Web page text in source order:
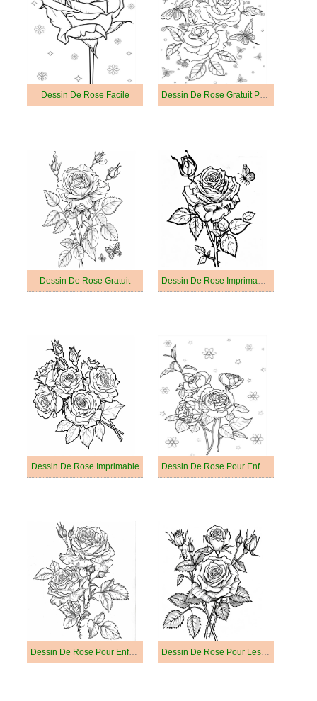
Dessin De Rose Facile Dessin De Rose Gratuit Pour Les Enfants
Dessin De Rose Gratuit Dessin De Rose Imprimable Pour Les Enfants
Dessin De Rose Imprimable Dessin De Rose Pour Enfant
Dessin De Rose Pour Enfants Dessin De Rose Pour Les Enfants